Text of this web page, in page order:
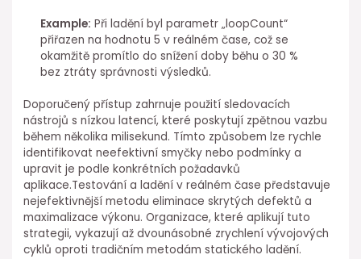
Example: Při ladění byl parametr „loopCount“
přiřazen na hodnotu 5 v reálném ⁤čase, což se
⁤okamžitě promítlo do snížení doby běhu o 30 %⁤
bez ztráty správnosti výsledků.
Doporučený přístup zahrnuje použití sledovacích
nástrojů s nízkou latencí, které poskytují ⁣zpětnou vazbu
⁣během několika milisekund. Tímto způsobem lze rychle
identifikovat neefektivní smyčky nebo podmínky⁤ a⁢
upravit je ⁣podle konkrétních požadavků
aplikace.Testování a ladění v reálném čase ⁤představuje
nejefektivnější metodu eliminace skrytých defektů⁣ a
maximalizace výkonu. Organizace, které aplikují tuto
⁣strategii, vykazují až dvounásobné zrychlení vývojových
cyklů oproti tradičním metodám statického ladění.